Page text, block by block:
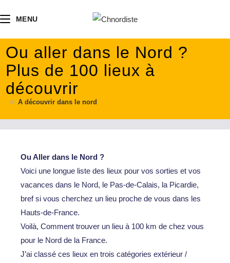
principal
MENU
Ou aller dans le Nord ?
Plus de 100 lieux à
découvrir
-> A découvrir dans le nord
Ou Aller dans le Nord ?
Voici une longue liste des lieux pour vos sorties et vos
vacances dans le Nord, le Pas-de-Calais, la Picardie,
bref si vous cherchez un lieu proche de vous dans les
Hauts-de-France.
Voilà, Comment trouver un lieu à 100 km de chez vous
pour le Nord de la France.
J’ai classé ces lieux en trois catégories extérieur /